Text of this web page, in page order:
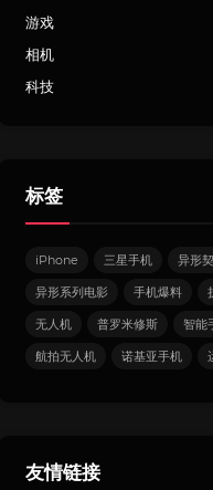
游戏
相机
科技
标签
iPhone 三星手机 异形
异形系列电影 手机爆料
无人机 普罗米修斯 智能
航拍无人机 诺基亚手机
友情链接